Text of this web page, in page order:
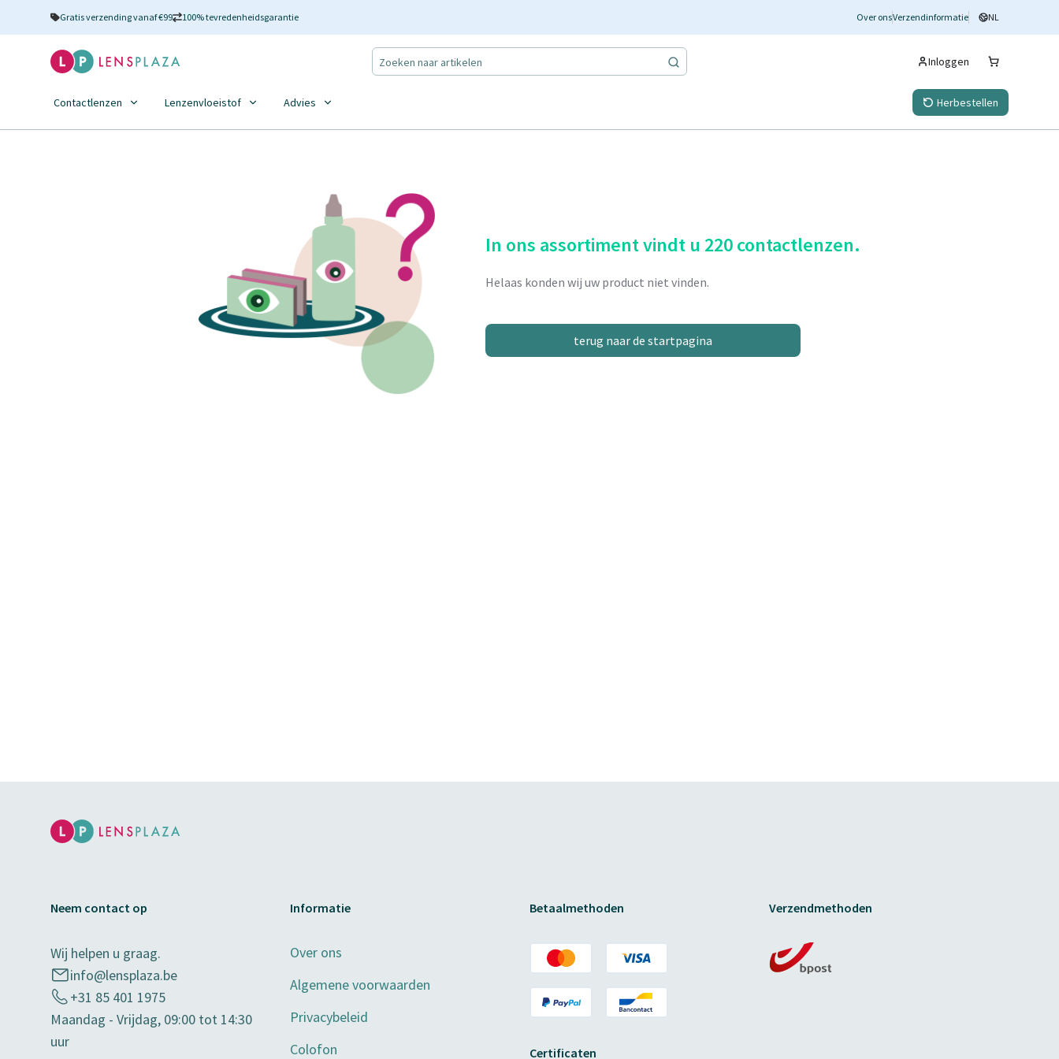
Gratis verzending vanaf €99 100% tevredenheidsgarantie Over onsVerzendinformatie NL
Inloggen
Contactlenzen Lenzenvloeistof Advies Herbestellen
In ons assortiment vindt u 220 contactlenzen.
Helaas konden wij uw product niet vinden.
terug naar de startpagina
Neem contact op
Wij helpen u graag.
info@lensplaza.be
+31 85 401 1975
Maandag - Vrijdag, 09:00 tot 14:30
uur
Informatie
Over ons
Algemene voorwaarden
Privacybeleid
Colofon
Betaalmethoden
Certificaten
Verzendmethoden